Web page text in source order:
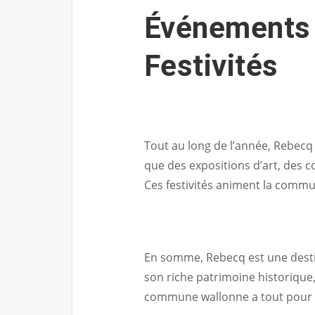
Festivités
Tout au long de l’année,
que des expositions d’art, des
Ces festivités animent la
En somme, Rebecq est une
son riche patrimoine
commune wallonne a tout